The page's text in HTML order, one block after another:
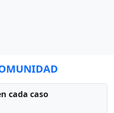
cada caso